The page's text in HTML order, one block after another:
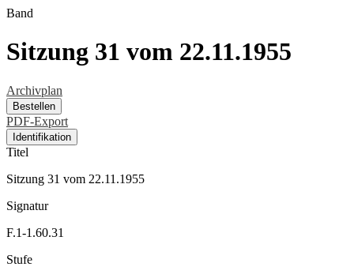
Band
Sitzung 31 vom 22.11.1955
Archivplan
Bestellen
PDF-Export
Identifikation
Titel
Sitzung 31 vom 22.11.1955
Signatur
F.1-1.60.31
Stufe